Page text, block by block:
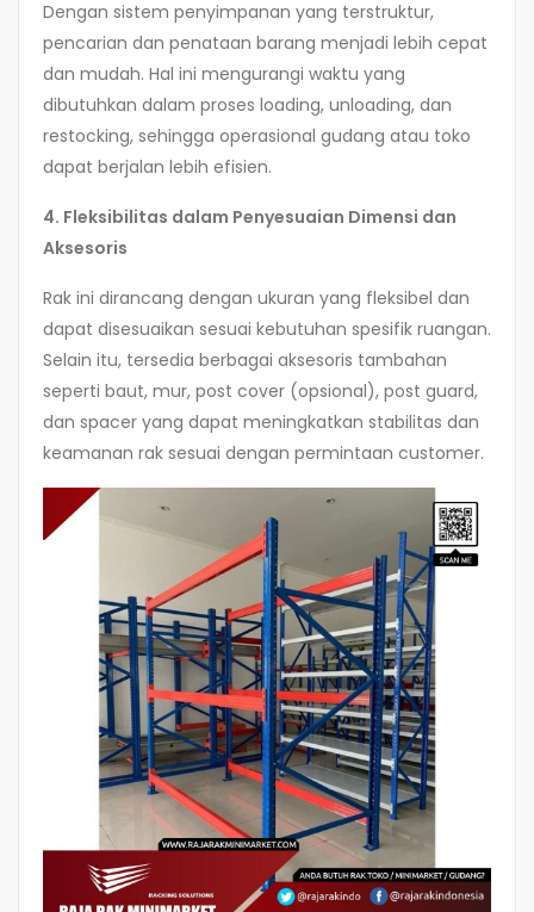
Dengan sistem penyimpanan yang terstruktur,
pencarian dan penataan barang menjadi lebih cepat
dan mudah. Hal ini mengurangi waktu yang
dibutuhkan dalam proses loading, unloading, dan
restocking, sehingga operasional gudang atau toko
dapat berjalan lebih efisien.
4. Fleksibilitas dalam Penyesuaian Dimensi dan
Aksesoris
Rak ini dirancang dengan ukuran yang fleksibel dan
dapat disesuaikan sesuai kebutuhan spesifik ruangan.
Selain itu, tersedia berbagai aksesoris tambahan
seperti baut, mur, post cover (opsional), post guard,
dan spacer yang dapat meningkatkan stabilitas dan
keamanan rak sesuai dengan permintaan customer.